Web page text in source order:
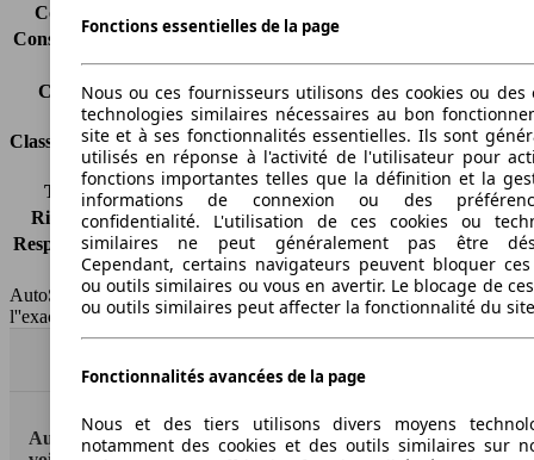
Consommation (route)
Consommation (combinée)* -
Classe d'émissions
Euro 6d
Capacité du réservoir
42 l
Classes d'assurance
Tous risques
-
Risques partiels
-
Responsabilité civile
-
HSN/TSN
n.c./n.c.
AutoScout24 France SAS décline toute responsabilité concernant
l''exactitude des indications fournies.
AutoScout24: la plus grande plateforme en ligne de
Fonctions essentielles de la page
Nous ou ces fournisseurs utilisons des cookies ou des
technologies similaires nécessaires au bon
site et à ses fonctionnalités essentielles. Ils sont
utilisés en réponse à l'activité de l'utilisateur pour
fonctions importantes telles que la définition et la
informations de connexion ou des
confidentialité. L'utilisation de ces cookies ou
similaires ne peut généralement pas être
Cependant, certains navigateurs peuvent bloquer ces
ou outils similaires ou vous en avertir. Le blocage de
ou outils similaires peut affecter la fonctionnalité du
Fonctionnalités avancées de la page
Nous et des tiers utilisons divers moyens
notamment des cookies et des outils similaires sur